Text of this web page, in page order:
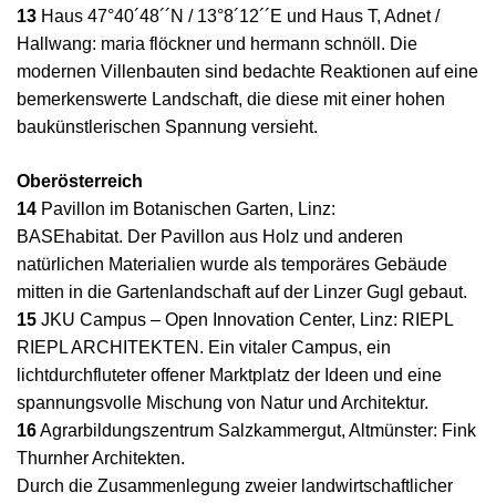
13 Haus 47°40´48´´N / 13°8´12´´E und Haus T, Adnet /
Hallwang: maria flöckner und hermann schnöll. Die
modernen Villenbauten sind bedachte Reaktionen auf eine
bemerkenswerte Landschaft, die diese mit einer hohen
baukünstlerischen Spannung versieht.
Oberösterreich
14 Pavillon im Botanischen Garten, Linz:
BASEhabitat. Der Pavillon aus Holz und anderen
natürlichen Materialien wurde als temporäres Gebäude
mitten in die Gartenlandschaft auf der Linzer Gugl gebaut.
15 JKU Campus – Open Innovation Center, Linz: RIEPL
RIEPL ARCHITEKTEN. Ein vitaler Campus, ein
lichtdurchfluteter offener Marktplatz der Ideen und eine
spannungsvolle Mischung von Natur und Architektur.
16Agrarbildungszentrum Salzkammergut, Altmünster: Fink
Thurnher Architekten.
Durch die Zusammenlegung zweier landwirtschaftlicher